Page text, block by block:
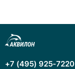
+7 (495) 925-7220